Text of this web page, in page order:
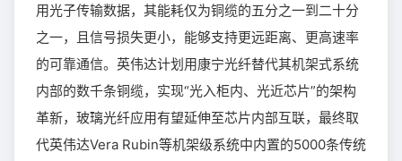
用光子传输数据，其能耗仅为铜缆的五分之一到二十分
之一，且信号损失更小，能够支持更远距离、更高速率
的可靠通信。英伟达计划用康宁光纤替代其机架式系统
内部的数千条铜缆，实现“光入柜内、光近芯片”的架构
革新，玻璃光纤应用有望延伸至芯片内部互联，最终取
代英伟达Vera Rubin等机架级系统中内置的5000条传统